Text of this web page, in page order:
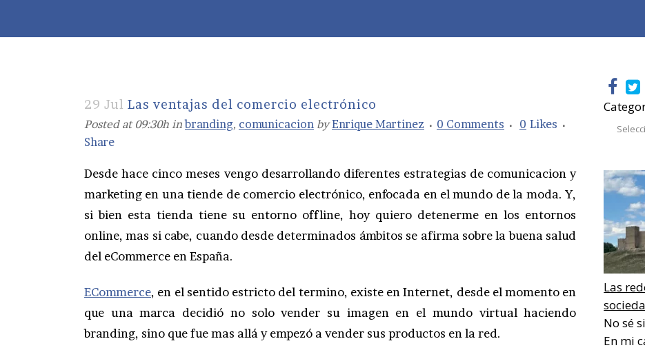
29 Jul Las ventajas del comercio electrónico
Posted at 09:30h inbranding, comunicacion byEnrique Martinez 0 Comments 0 Likes
Share
Desde hace cinco meses vengo desarrollando diferentes estrategias de comunicacion y
marketing en una tiende de comercio electrónico, enfocada en el mundo de la moda. Y,
si bien esta tienda tiene su entorno offline, hoy quiero detenerme en los entornos
online, mas si cabe, cuando desde determinados ámbitos se afirma sobre la buena salud
del eCommerce en España.
ECommerce, en el sentido estricto del termino, existe en Internet, desde el momento en
que una marca decidió no solo vender su imagen en el mundo virtual haciendo
branding, sino que fue mas allá y empezó a vender sus productos en la red.
Las
No sé
En mi